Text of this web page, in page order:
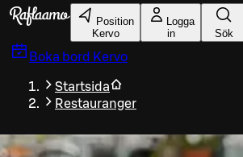
Gå till huvudinnehållet
Position
Kervo
Logga
in
Sök
Boka bord Kervo
Startsida
Restauranger